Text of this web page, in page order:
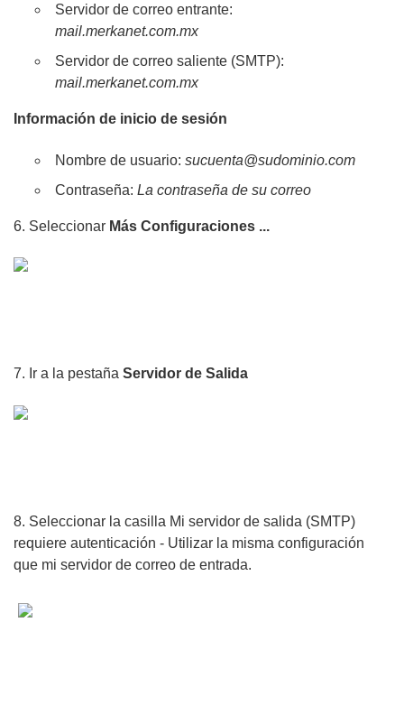
Servidor de correo entrante:
mail.merkanet.com.mx
Servidor de correo saliente (SMTP):
mail.merkanet.com.mx
Información de inicio de sesión
Nombre de usuario:sucuenta@sudominio.com
Contraseña:La contraseña de su correo
6. Seleccionar Más Configuraciones ...
7. Ir a la pestaña Servidor de Salida
8. Seleccionar la casilla Mi servidor de salida (SMTP)
requiere autenticación - Utilizar la misma configuración
que mi servidor de correo de entrada.